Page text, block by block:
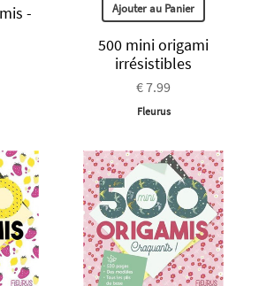
-
Ajouter au Panier
500 mini origami
irrésistibles
€ 7.99
Fleurus